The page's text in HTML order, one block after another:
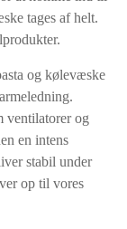
tages af helt.
og kølevæske
ventilatorer og
en intens
stabil under
op til vores